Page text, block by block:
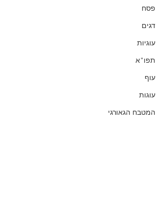
פסח
דגים
עוגיות
תפו"א
עוף
עוגות
המטבח הגאורגי